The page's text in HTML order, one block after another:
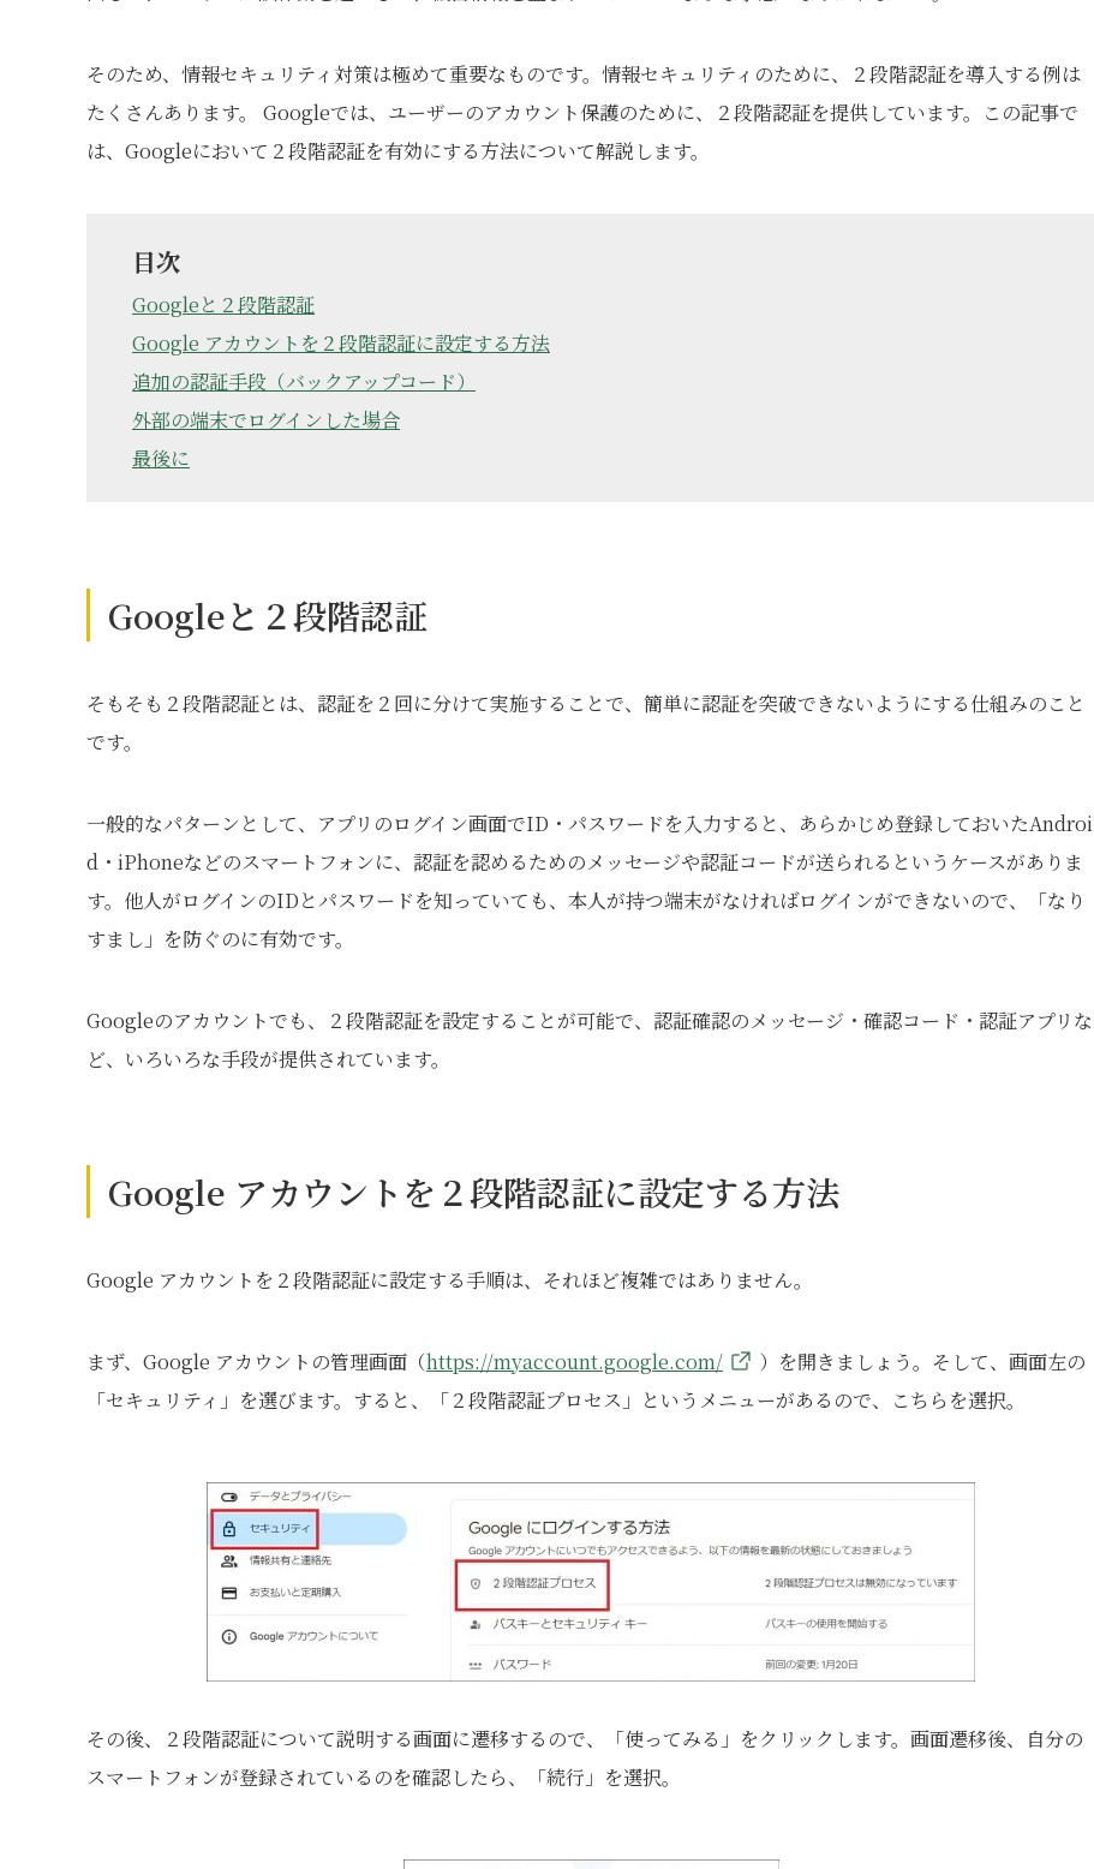
そのため、情報セキュリティ対策は極めて重要なものです。情報セキュリティのために、２段階認証を導入する例は
たくさんあります。 Googleでは、ユーザーのアカウント保護のために、２段階認証を提供しています。この記事で
は、Googleにおいて２段階認証を有効にする方法について解説します。
目次
Googleと２段階認証
Google アカウントを２段階認証に設定する方法
追加の認証手段（バックアップコード）
外部の端末でログインした場合
最後に
Googleと２段階認証
そもそも２段階認証とは、認証を２回に分けて実施することで、簡単に認証を突破できないようにする仕組みのこと
です。
一般的なパターンとして、アプリのログイン画面でID・パスワードを入力すると、あらかじめ登録しておいたAndroi
d・iPhoneなどのスマートフォンに、認証を認めるためのメッセージや認証コードが送られるというケースがありま
す。他人がログインのIDとパスワードを知っていても、本人が持つ端末がなければログインができないので、「なり
すまし」を防ぐのに有効です。
Googleのアカウントでも、２段階認証を設定することが可能で、認証確認のメッセージ・確認コード・認証アプリな
ど、いろいろな手段が提供されています。
Google アカウントを２段階認証に設定する方法
Google アカウントを２段階認証に設定する手順は、それほど複雑ではありません。
まず、Google アカウントの管理画面（https://myaccount.google.com/
）を開きましょう。そして、画面左の
「セキュリティ」を選びます。すると、「２段階認証プロセス」というメニューがあるので、こちらを選択。
その後、２段階認証について説明する画面に遷移するので、「使ってみる」をクリックします。画面遷移後、自分の
スマートフォンが登録されているのを確認したら、「続行」を選択。